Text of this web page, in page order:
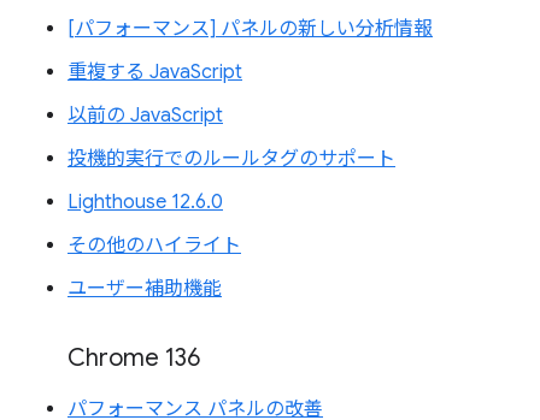
[パフォーマンス] パネルの新しい分析情報
重複する JavaScript
以前の JavaScript
投機的実行でのルールタグのサポート
Lighthouse 12.6.0
その他のハイライト
ユーザー補助機能
Chrome 136
パフォーマンス パネルの改善